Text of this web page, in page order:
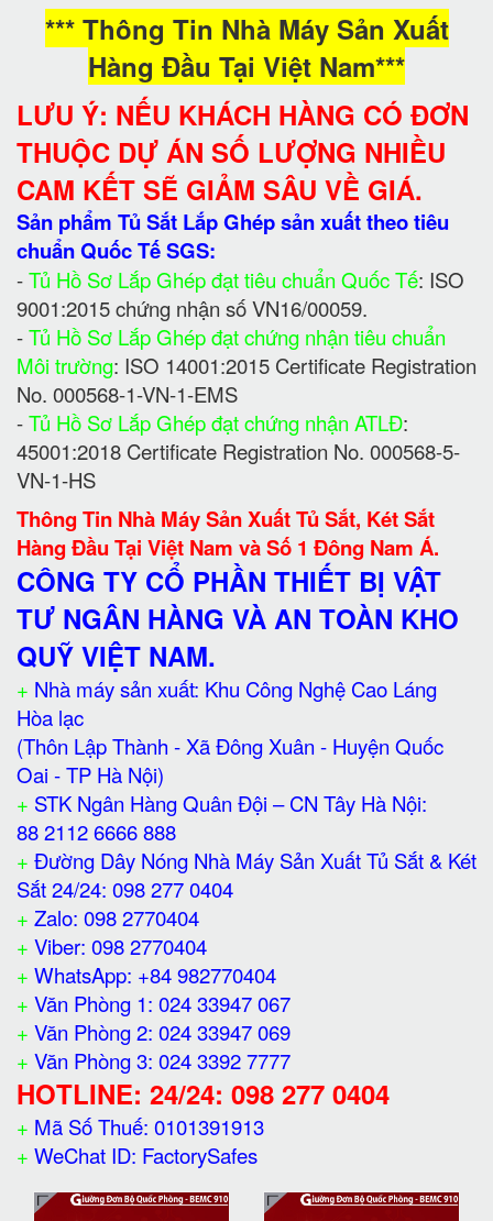
*** Thông Tin Nhà Máy Sản Xuất
Hàng Đầu Tại Việt Nam***
LƯU Ý: NẾU KHÁCH HÀNG CÓ ĐƠN
THUỘC DỰ ÁN SỐ LƯỢNG NHIỀU
CAM KẾT SẼ GIẢM SÂU VỀ GIÁ.
Sản phẩm Tủ Sắt Lắp Ghép sản xuất theo tiêu
chuẩn Quốc Tế SGS:
-Tủ Hồ Sơ Lắp Ghép đạt tiêu chuẩn Quốc Tế: ISO
9001:2015 chứng nhận số VN16/00059.
-Tủ Hồ Sơ Lắp Ghép đạt chứng nhận tiêu chuẩn
Môi trường: ISO 14001:2015 Certificate Registration
No. 000568-1-VN-1-EMS
-Tủ Hồ Sơ Lắp Ghép đạt chứng nhận ATLĐ:
45001:2018 Certificate Registration No. 000568-5-
VN-1-HS
Thông Tin Nhà Máy Sản Xuất Tủ Sắt, Két Sắt
Hàng Đầu Tại Việt Nam và Số 1 Đông Nam Á.
CÔNG TY CỔ PHẦN THIẾT BỊ VẬT
TƯ NGÂN HÀNG VÀ AN TOÀN KHO
QUỸ VIỆT NAM.
+ Nhà máy sản xuất: Khu Công Nghệ Cao Láng
Hòa lạc
(Thôn Lập Thành - Xã Đông Xuân - Huyện Quốc
Oai - TP Hà Nội)
+ STK Ngân Hàng Quân Đội – CN Tây Hà Nội:
88 2112 6666 888
+ Đường Dây Nóng Nhà Máy Sản Xuất Tủ Sắt & Két
Sắt 24/24: 098 277 0404
+ Zalo: 098 2770404
+ Viber: 098 2770404
+ WhatsApp: +84 982770404
+ Văn Phòng 1: 024 33947 067
+ Văn Phòng 2: 024 33947 069
+ Văn Phòng 3: 024 3392 7777
HOTLINE: 24/24: 098 277 0404
+ Mã Số Thuế: 0101391913
+ WeChat ID: FactorySafes